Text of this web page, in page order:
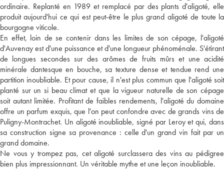
ordinaire. Replanté en 1989 et remplacé par des plants d'aligoté, elle
produit aujourd'hui ce qui est peut-être le plus grand aligoté de toute la
bourgogne viticole.
En effet, loin de se contenir dans les limites de son cépage, l'aligoté
d'Auvenay est d'une puissance et d'une longueur phénoménale. S'étirant
de longues secondes sur des arômes de fruits mûrs et une acidité
minérale dantesque en bouche, sa texture dense et tendue rend une
partition inoubliable. Et pour cause, il n'est plus commun que l'aligoté soit
planté sur un si beau climat et que la vigueur naturelle de son cépage
soit autant limitée. Profitant de faibles rendements, l'aligoté du domaine
offre un parfum exquis, que l'on peut confondre avec de grands vins de
Puligny-Montrachet. Un aligoté inoubliable, signé par Leroy et qui, dans
sa construction signe sa provenance : celle d'un grand vin fait par un
grand domaine.
Ne vous y trompez pas, cet aligoté surclassera des vins au pédigree
bien plus impressionnant. Un véritable mythe et une leçon inoubliable.